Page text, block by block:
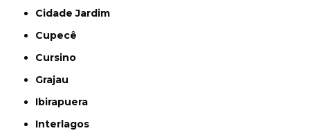
Cidade Jardim
Cupecê
Cursino
Grajau
Ibirapuera
Interlagos